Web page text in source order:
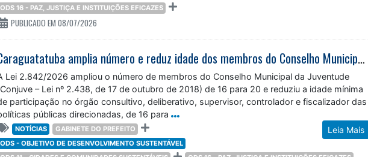
ODS 16 - PAZ, JUSTIÇA E INSTITUIÇÕES EFICAZES
PUBLICADO EM 08/07/2026
A Lei 2.842/2026 ampliou o número de membros do Conselho Municipal da Juventude
– Lei nº 2.438, de 17 de outubro de 2018) de 16 para 20 e reduziu a idade mínima
participação no órgão consultivo, deliberativo, supervisor, controlador e fiscalizador das
políticas públicas direcionadas, de 16 para
Leia Mais
NOTÍCIAS
GABINETE DO PREFEITO
ODS - OBJETIVO DE DESENVOLVIMENTO SUSTENTÁVEL
ODS 11 - CIDADES E COMUNIDADES SUSTENTÁVEIS
ODS 16 - PAZ, JUSTIÇA E INSTITUIÇÕES EFICAZES